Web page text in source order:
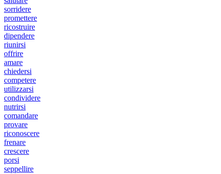
sorridere
promettere
ricostruire
dipendere
riunirsi
offrire
amare
chiedersi
competere
utilizzarsi
condividere
nutrirsi
comandare
provare
riconoscere
frenare
crescere
porsi
seppellire